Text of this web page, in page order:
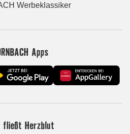
Werbeklassiker
Apps
fließt Herzblut